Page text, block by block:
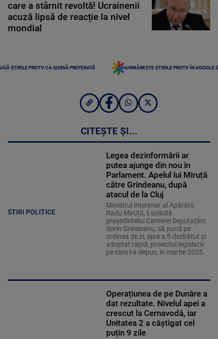
care a stârnit revoltă! Ucrainenii
acuză lipsă de reacție la nivel
mondial
ȘTIRILE PROTV CA SURSĂ PREFERATĂ URMĂREȘTE ȘTIRILE PROTV ÎN GOOGLE
CITEȘTE ȘI...
STIRI POLITICE
Legea dezinformării ar
putea ajunge din nou în
Parlament. Apelul lui Miruță
către Grindeanu, după
atacul de la Cluj
Ministrul interimar al Apărării,
Radu Miruță, îi solicită
președintelui Camerei Deputaților,
Sorin Grindeanu, să pună pe
ordinea de zi, spre a fi dezbătut și
adoptat rapid, proiectul legislativ
pe care l-a depus, în martie 2025.
Operațiunea de pe Dunăre a
dat rezultate. Nivelul apei a
crescut la Cernavodă, iar
Unitatea 2 a câștigat cel
puțin 9 zile